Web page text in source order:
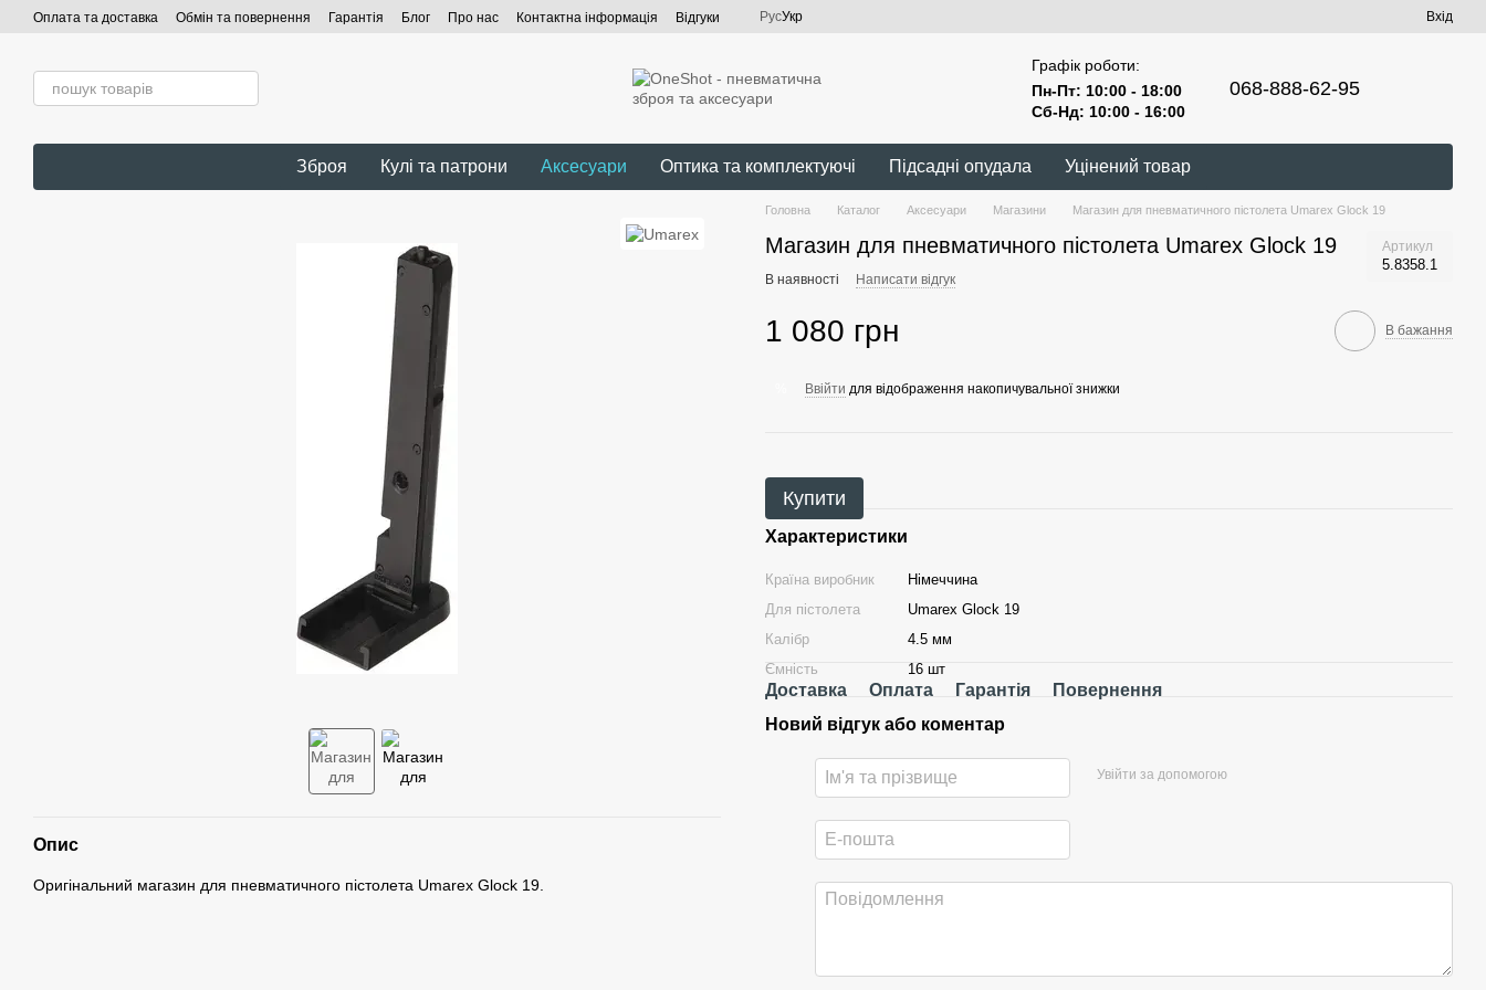
Перейти до основного контенту
Оплата та доставка Обмін та повернення Гарантія Блог Про нас Контактна інформація Відгуки РусУкр Вхід
Графік роботи:
Пн-Пт: 10:00 - 18:00
Сб-Нд: 10:00 - 16:00
068-888-62-95
Зброя Кулі та патрони Аксесуари Оптика та комплектуючі Підсадні опудала Уцінений товар
Опис
Оригінальний магазин для пневматичного пістолета Umarex Glock 19
Головна Каталог Аксесуари Магазини Магазин для пневматичного пістолета Umarex Glock 19
Магазин для пневматичного пістолета Umarex Glock 19 Артикул
5.8358.1
В наявності Написати відгук
1 080 грн В бажання
Ввійти для відображення накопичувальної знижки
Купити
Характеристики
Країна виробник
Німеччина
Для пістолета
Umarex Glock 19
Калібр
4.5 мм
Ємність
16 шт
Доставка Оплата Гарантія
Повернення
Новий відгук або коментар
Увійти за допомогою